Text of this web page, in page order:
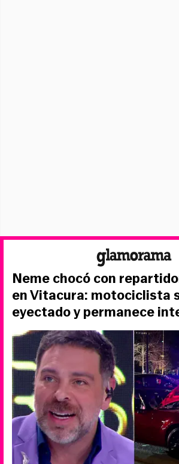
Neme chocó con
en Vitacura: motociclista
eyectado y permanece